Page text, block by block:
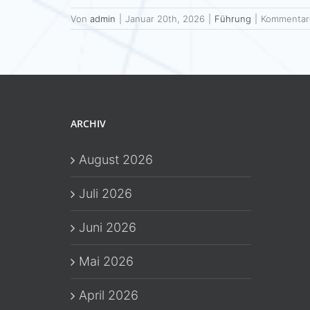
Von admin Januar 20th, 2026 Führung
ARCHIV
August 2026
Juli 2026
Juni 2026
Mai 2026
April 2026